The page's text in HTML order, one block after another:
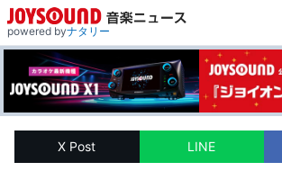
powered byナタリー
X Post LINE